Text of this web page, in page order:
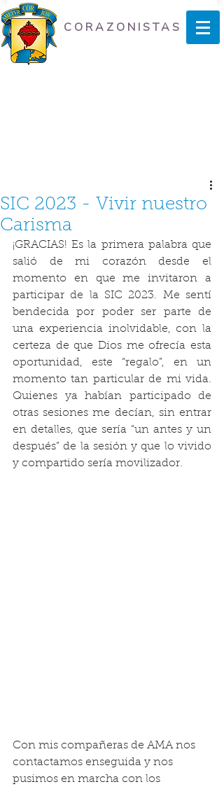
CORAZONISTAS
SIC 2023 - Vivir nuestro
Carisma
¡GRACIAS! Es la primera palabra que
salió de mi corazón desde el
momento en que me invitaron a
participar de la SIC 2023. Me sentí
bendecida por poder ser parte de
una experiencia inolvidable, con la
certeza de que Dios me ofrecía esta
oportunidad, este “regalo”, en un
momento tan particular de mi vida.
Quienes ya habían participado de
otras sesiones me decían, sin entrar
en detalles, que sería “un antes y un
después” de la sesión y que lo vivido
y compartido sería movilizador.
Con mis compañeras de AMA nos
contactamos enseguida y nos
pusimos en marcha con los